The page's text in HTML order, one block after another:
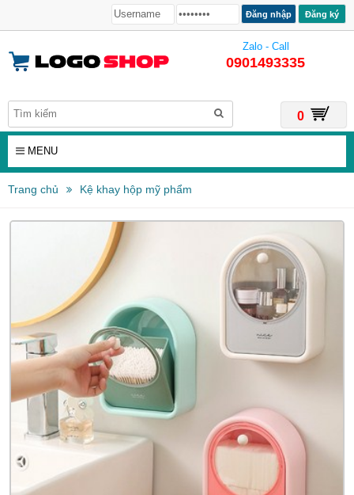
Đăng ký
Zalo - Call
0901493335
0
MENU
Trang chủ Kệ khay hộp mỹ phẩm